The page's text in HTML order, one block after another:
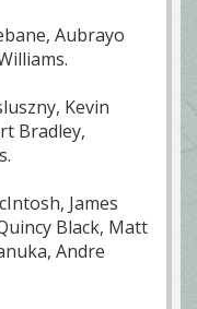
Aubrayo
Kevin
Bradley,
James
Black, Matt
Andre